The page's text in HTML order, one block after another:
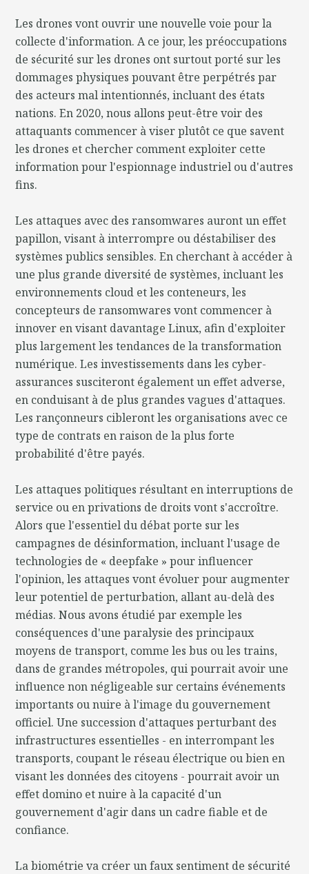
Les drones vont ouvrir une nouvelle voie pour la
collecte d'information. A ce jour, les préoccupations
de sécurité sur les drones ont surtout porté sur les
dommages physiques pouvant être perpétrés par
des acteurs mal intentionnés, incluant des états
nations. En 2020, nous allons peut-être voir des
attaquants commencer à viser plutôt ce que savent
les drones et chercher comment exploiter cette
information pour l'espionnage industriel ou d'autres
fins.
Les attaques avec des ransomwares auront un effet
papillon, visant à interrompre ou déstabiliser des
systèmes publics sensibles. En cherchant à accéder à
une plus grande diversité de systèmes, incluant les
environnements cloud et les conteneurs, les
concepteurs de ransomwares vont commencer à
innover en visant davantage Linux, afin d'exploiter
plus largement les tendances de la transformation
numérique. Les investissements dans les cyber-
assurances susciteront également un effet adverse,
en conduisant à de plus grandes vagues d'attaques.
Les rançonneurs cibleront les organisations avec ce
type de contrats en raison de la plus forte
probabilité d'être payés.
Les attaques politiques résultant en interruptions de
service ou en privations de droits vont s'accroître.
Alors que l'essentiel du débat porte sur les
campagnes de désinformation, incluant l'usage de
technologies de « deepfake » pour influencer
l'opinion, les attaques vont évoluer pour augmenter
leur potentiel de perturbation, allant au-delà des
médias. Nous avons étudié par exemple les
conséquences d'une paralysie des principaux
moyens de transport, comme les bus ou les trains,
dans de grandes métropoles, qui pourrait avoir une
influence non négligeable sur certains événements
importants ou nuire à l'image du gouvernement
officiel. Une succession d'attaques perturbant des
infrastructures essentielles - en interrompant les
transports, coupant le réseau électrique ou bien en
visant les données des citoyens - pourrait avoir un
effet domino et nuire à la capacité d'un
gouvernement d'agir dans un cadre fiable et de
confiance.
La biométrie va créer un faux sentiment de sécurité